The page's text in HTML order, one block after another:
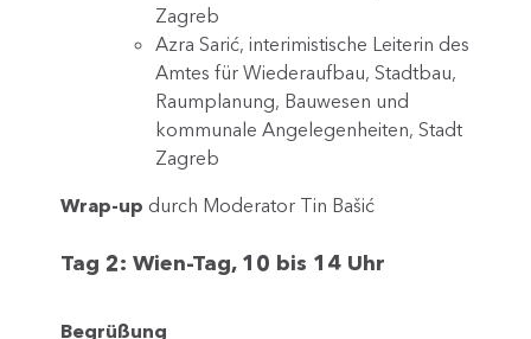
Zagreb
Azra Sarić, interimistische Leiterin des
Amtes für Wiederaufbau, Stadtbau,
Raumplanung, Bauwesen und
kommunale Angelegenheiten, Stadt
Zagreb
Wrap-up durch Moderator Tin Bašić
Tag 2: Wien-Tag, 10 bis 14 Uhr
Begrüßung